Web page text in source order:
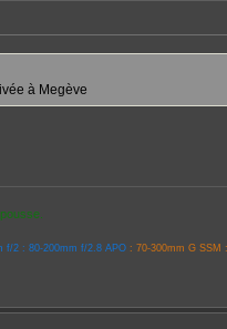
à Megève
f/2 : 80-200mm f/2.8 APO : 70-300mm G SSM